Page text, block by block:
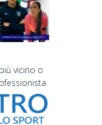
vicino o